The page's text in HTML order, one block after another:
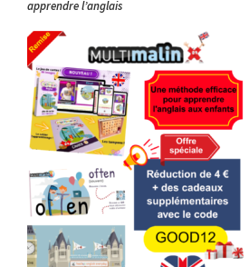
apprendre l’anglais